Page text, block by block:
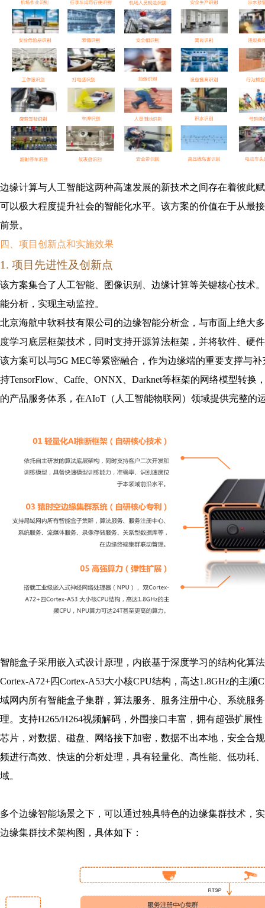
边缘计算与人工智能这两种高速发展的新技术之间存在着彼此
可以极大程度提升社会的智能化水平。该方案的价值在于从最
前景。
四、项目创新点和实施效果
1. 项目先进性及创新点
该方案集合了人工智能、图像识别、边缘计算等关键核心技术
能分析，实现主动监控。
北京海航中软科技有限公司的边缘智能分析盒，与市面上绝大
度学习底层框架技术，同时支持开源算法框架，并将软件、硬
该方案可以与5G MEC等紧密融合，作为边缘端的重要支撑与
持TensorFlow、Caffe、ONNX、Darknet等框架的网络模型转
的产品服务体系，在AIoT（人工智能物联网）领域提供完整的
智能盒子采用嵌入式设计原理，内嵌基于深度学习的结构化算
Cortex-A72+四Cortex-A53大小核CPU结构，高达1.8GHz的主
域网内所有智能盒子集群，算法服务、服务注册中心、系统服
理。支持H265/H264视频解码，外围接口丰富，拥有超强扩展
芯片，对数据、磁盘、网络接下加密，数据不出本地，安全合
频进行高效、快速的分析处理，具有轻量化、高性能、低功耗
域。
多个边缘智能场景之下，可以通过独具特色的边缘集群技术，
边缘集群技术架构图，具体如下：